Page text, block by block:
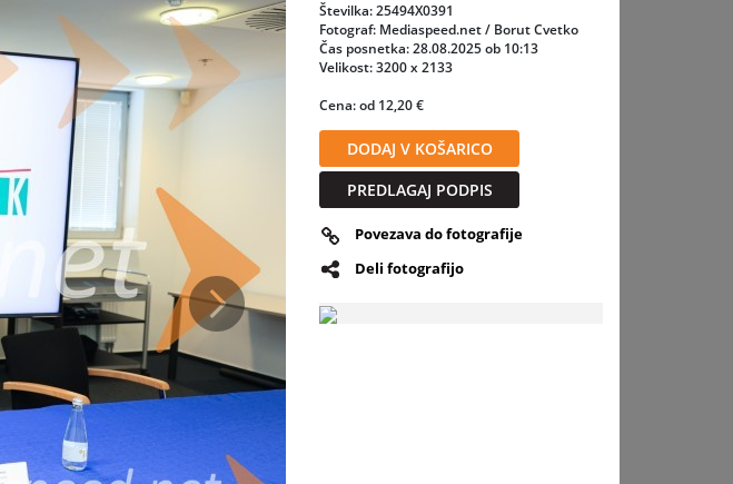
Naslednja
Številka: 25494X0391
Fotograf: Mediaspeed.net / Borut Cvetko
Čas posnetka: 28.08.2025 ob 10:13
Velikost: 3200 x 2133
Cena: od 12,20 €
DODAJ V KOŠARICO
PREDLAGAJ PODPIS
Povezava do fotografije
Deli fotografijo